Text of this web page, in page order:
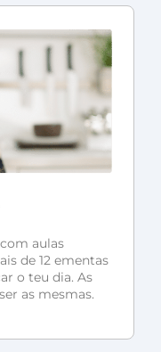
aulas
de 12 ementas
o teu dia. As
as mesmas.